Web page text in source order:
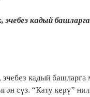
эчебез кадый
эчебез кадый
сүз. “Кату керү”